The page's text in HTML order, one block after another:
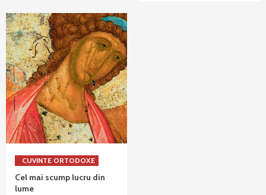
CUVINTE ORTODOXE
Cel mai scump lucru din
lume